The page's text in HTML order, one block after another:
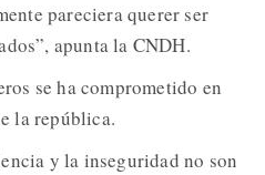
pareciera querer ser
apunta la CNDH.
se ha comprometido en
la república.
y la inseguridad no son